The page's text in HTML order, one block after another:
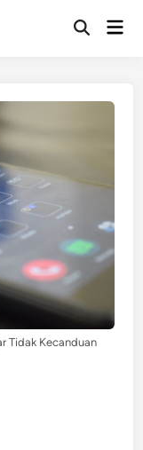
Open
Tidak Kecanduan